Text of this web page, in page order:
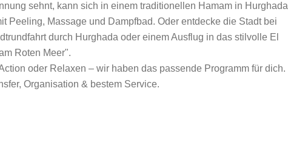
sehnt, kann sich in einem traditionellen Hamam in Hurghada
Peeling, Massage und Dampfbad. Oder entdecke die Stadt bei
durch Hurghada oder einem Ausflug in das stilvolle El
Roten Meer".
oder Relaxen – wir haben das passende Programm für dich.
Organisation & bestem Service.